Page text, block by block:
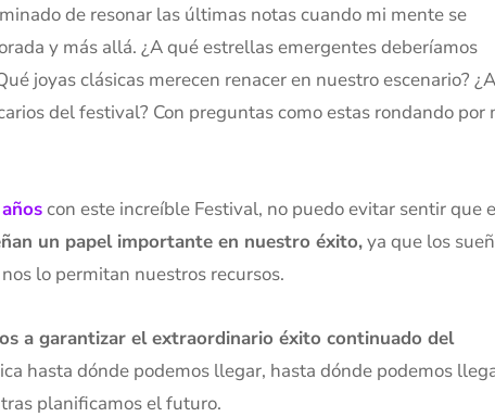
de resonar las últimas notas cuando mi mente se
y más allá. ¿A qué estrellas emergentes deberíamos
joyas clásicas merecen renacer en nuestro escenario?
del festival? Con preguntas como estas rondando por
con este increíble Festival, no puedo evitar sentir que
un papel importante en nuestro éxito,ya que los
lo permitan nuestros recursos.
a garantizar el extraordinario éxito continuado del
hasta dónde podemos llegar, hasta dónde podemos
planificamos el futuro.